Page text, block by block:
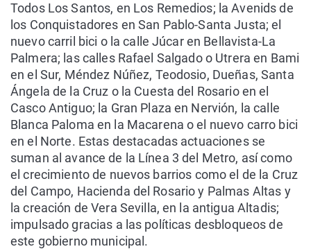
Todos Los Santos, en Los Remedios; la Avenids de
los Conquistadores en San Pablo-Santa Justa; el
nuevo carril bici o la calle Júcar en Bellavista-La
Palmera; las calles Rafael Salgado o Utrera en Bami
en el Sur, Méndez Núñez, Teodosio, Dueñas, Santa
Ángela de la Cruz o la Cuesta del Rosario en el
Casco Antiguo; la Gran Plaza en Nervión, la calle
Blanca Paloma en la Macarena o el nuevo carro bici
en el Norte. Estas destacadas actuaciones se
suman al avance de la Línea 3 del Metro, así como
el crecimiento de nuevos barrios como el de la Cruz
del Campo, Hacienda del Rosario y Palmas Altas y
la creación de Vera Sevilla, en la antigua Altadis;
impulsado gracias a las políticas desbloqueos de
este gobierno municipal.